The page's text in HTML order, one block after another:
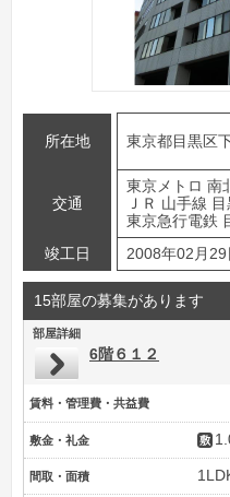
所在地 東京都目黒区
交通
東京メトロ 南
ＪＲ 山手線
東京急行電鉄
竣工日
2008年02月29
15部屋の募集があります
部屋詳細
6階６１２
賃料・管理費・共益費
敷金・礼金
間取・面積